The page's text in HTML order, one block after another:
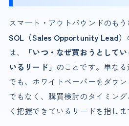
スマート・アウトバウンドのもう
SOL（Sales Opportunity Lead）
は、
「いつ・なぜ買おうとして
いるリード」 のことです。単な
でも、ホワイトペーパーをダウ
でもなく、購買検討のタイミン
く把握できているリードを指しま